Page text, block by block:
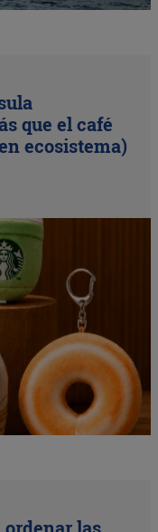
que el café
ecosistema)